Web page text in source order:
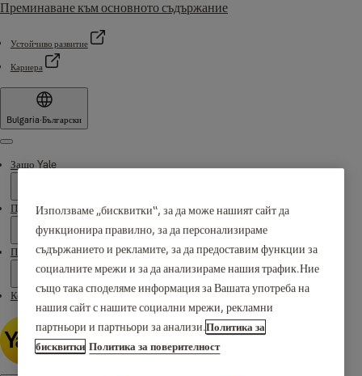
Преминаване към основното съдържание
Устойчиво развитие
Кариера
Bulgaria·Български
Menu
Защо Yale
Продукти
Поддръжка
Контакти
Използваме „бисквитки“, за да може нашият сайт да
функционира правилно, за да персонализираме
съдържанието и рекламите, за да предоставим функции за
социалните мрежи и за да анализираме нашия трафик.Ние
също така споделяме информация за Вашата употреба на
нашия сайт с нашите социални мрежи, рекламни
партньори и партньори за анализи.Политика за
бисквитки Политика за поверителност